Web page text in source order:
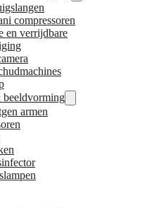
compressoren
en verrijdbare
armen